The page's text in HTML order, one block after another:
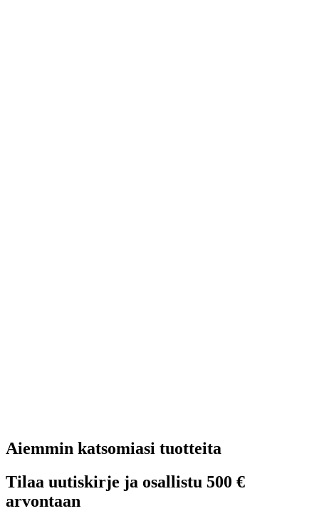
Aiemmin katsomiasi tuotteita
Tilaa uutiskirje ja osallistu 500 €
arvontaan